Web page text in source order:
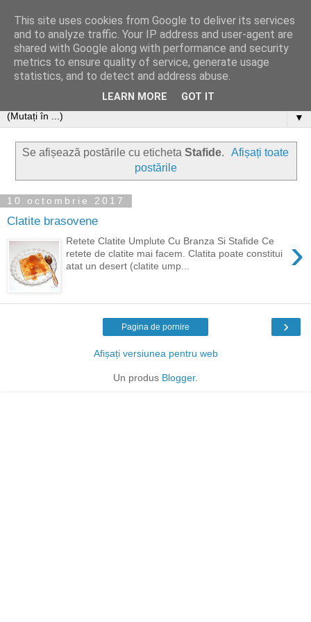
▼
Se afișează postările cu eticheta Stafide.
Afișați toate
postările
10 octombrie 2017
Clatite brasovene
›
Retete Clatite Umplute Cu Branza Si Stafide Ce
retete de clatite mai facem. Clatita poate constitui
atat un desert (clatite ump...
›
Pagina de pornire
Afișați versiunea pentru web
Un produs Blogger.
This site uses cookies from Google to deliver its services
and to analyze traffic. Your IP address and user-agent are
shared with Google along with performance and security
metrics to ensure quality of service, generate usage
statistics, and to detect and address abuse.
LEARN MORE GOT IT